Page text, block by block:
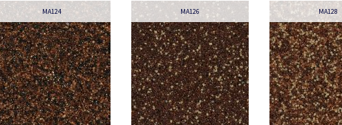
MA124 MA126 MA128